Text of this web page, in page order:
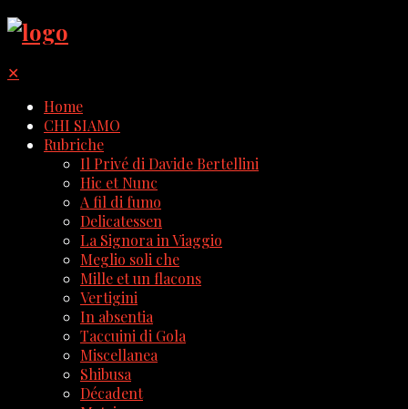
✕
Home
CHI SIAMO
Rubriche
Il Privé di Davide Bertellini
Hic et Nunc
A fil di fumo
Delicatessen
La Signora in Viaggio
Meglio soli che
Mille et un flacons
Vertigini
In absentia
Taccuini di Gola
Miscellanea
Shibusa
Décadent